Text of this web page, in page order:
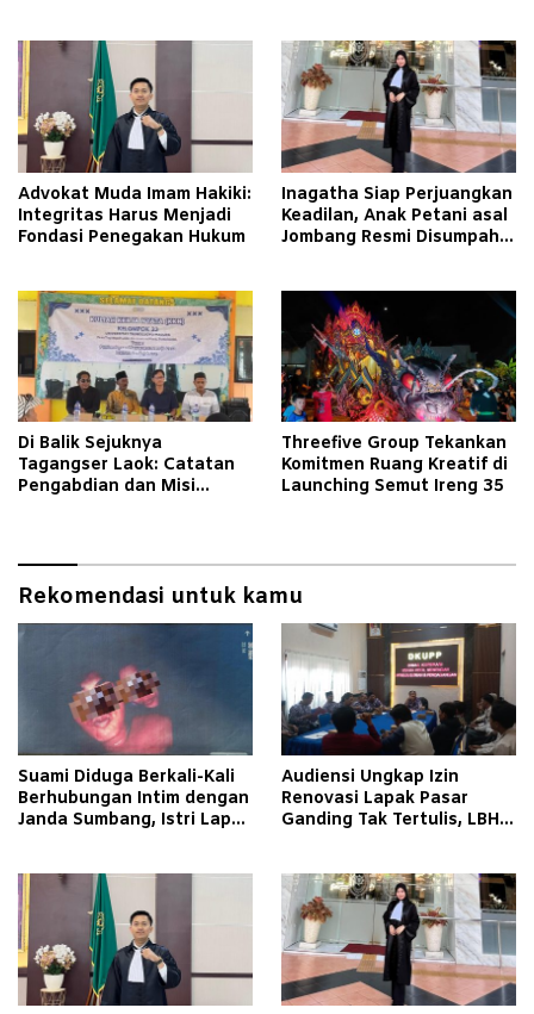
Advokat Muda Imam Hakiki:
Integritas Harus Menjadi
Fondasi Penegakan Hukum
Inagatha Siap Perjuangkan
Keadilan, Anak Petani asal
Jombang Resmi Disumpah
Di Balik Sejuknya
Tagangser Laok: Catatan
Pengabdian dan Misi
Threefive Group Tekankan
Komitmen Ruang Kreatif di
Launching Semut Ireng 35
Rekomendasi untuk kamu
Suami Diduga Berkali-Kali
Berhubungan Intim dengan
Janda Sumbang, Istri Lapor
Audiensi Ungkap Izin
Renovasi Lapak Pasar
Ganding Tak Tertulis, LBH